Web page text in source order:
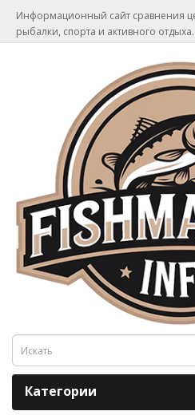
Информационный сайт сравнения
рыбалки, спорта и активного отдыха.
Категории